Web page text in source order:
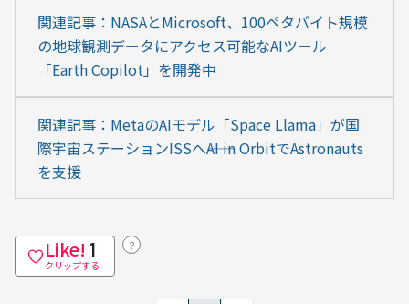
関連記事：NASAとMicrosoft、100ペタバイト規模
の地球観測データにアクセス可能なAIツール
「Earth Copilot」を開発中
関連記事：MetaのAIモデル「Space Llama」が国
際宇宙ステーションISSへ――AI in OrbitでAstronauts
を支援
Like! 1
クリップする
？